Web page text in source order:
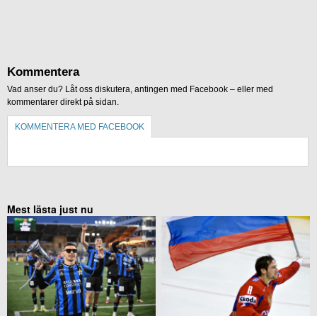
Kommentera
Vad anser du? Låt oss diskutera, antingen med Facebook – eller med
kommentarer direkt på sidan.
KOMMENTERA MED FACEBOOK
Mest lästa just nu